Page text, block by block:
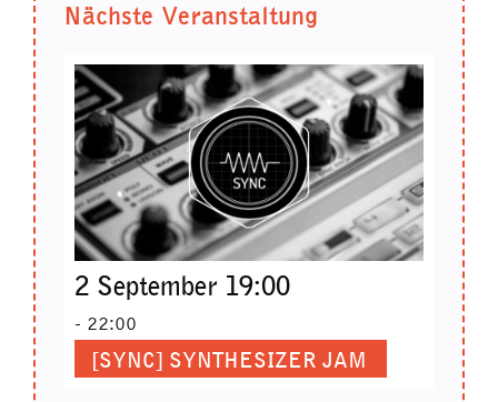
Nächste Veranstaltung
2 September 19:00
- 22:00
[SYNC] SYNTHESIZER JAM